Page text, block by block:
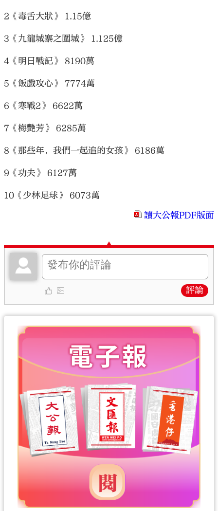
大公文匯
2《毒舌大狀》 1.15億
3《九龍城寨之圍城》 1.125億
4《明日戰記》 8190萬
5《飯戲攻心》 7774萬
6《寒戰2》 6622萬
7《梅艷芳》 6285萬
8《那些年，我們一起追的女孩》 6186萬
9《功夫》 6127萬
10《少林足球》 6073萬
讀大公報PDF版面
評論